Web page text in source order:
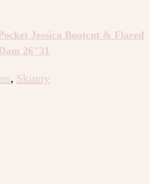
Jessica Bootcut & Flared
26″31
, Skinny